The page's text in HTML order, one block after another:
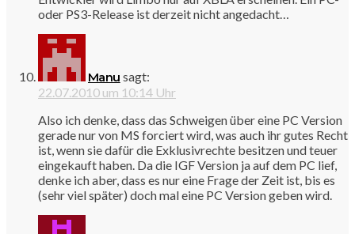
oder PS3-Release ist derzeit nicht angedacht…
Manu sagt:
22.07.2010 um 10:14 Uhr
Also ich denke, dass das Schweigen über eine PC Version
gerade nur von MS forciert wird, was auch ihr gutes Recht
ist, wenn sie dafür die Exklusivrechte besitzen und teuer
eingekauft haben. Da die IGF Version ja auf dem PC lief,
denke ich aber, dass es nur eine Frage der Zeit ist, bis es
(sehr viel später) doch mal eine PC Version geben wird.